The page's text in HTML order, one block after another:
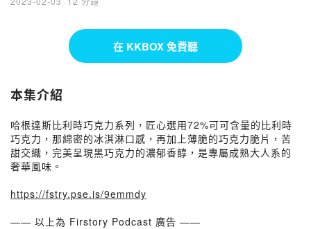
在 KKBOX 免費聽
本集介紹
哈根達斯比利時巧克力系列，匠心選用72%可可含量的比利時
巧克力，那綿密的冰淇淋口感，再加上薄脆的巧克力脆片，苦
甜交織，完美呈現黑巧克力的濃郁香醇，是專屬成熟大人系的
奢華風味。
https://fstry.pse.is/9emmdy
—— 以上為 Firstory Podcast 廣告 ——